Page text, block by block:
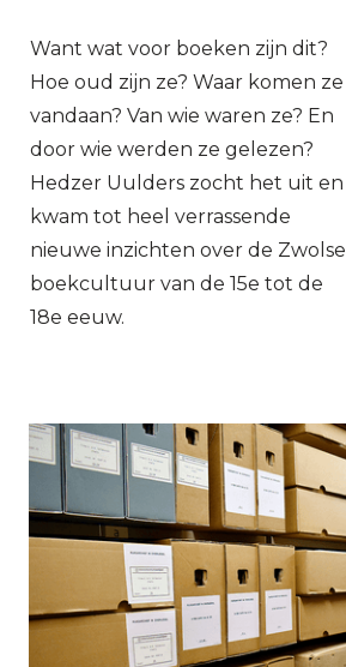
Want wat voor boeken zijn dit?
Hoe oud zijn ze? Waar komen ze
vandaan? Van wie waren ze? En
door wie werden ze gelezen?
Hedzer Uulders zocht het uit en
kwam tot heel verrassende
nieuwe inzichten over de Zwolse
boekcultuur van de 15e tot de
18e eeuw.